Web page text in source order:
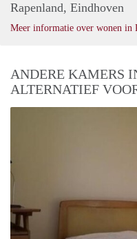
Rapenland, Eindhoven
Meer informatie over wonen in
ANDERE KAMERS
ALTERNATIEF